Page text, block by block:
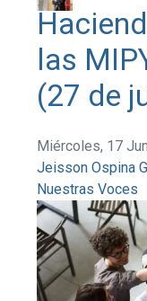
las
(27 de
Miércoles, 17
Jeisson Ospina
Nuestras Voces